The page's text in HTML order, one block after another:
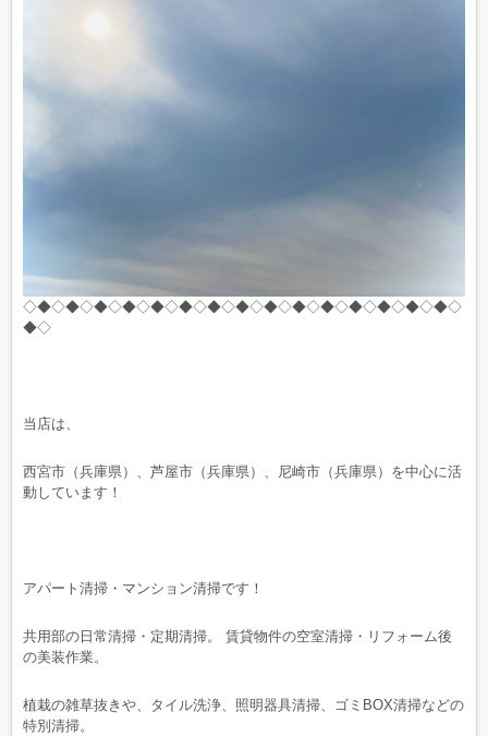
◇◆◇◆◇◆◇◆◇◆◇◆◇◆◇◆◇◆◇◆◇◆◇◆◇◆◇◆◇◆◇
◆◇
当店は、
西宮市（兵庫県）、芦屋市（兵庫県）、尼崎市（兵庫県）を中心に活
動しています！
アパート清掃・マンション清掃です！
共用部の日常清掃・定期清掃。 賃貸物件の空室清掃・リフォーム後
の美装作業。
植栽の雑草抜きや、タイル洗浄、照明器具清掃、ゴミBOX清掃などの
特別清掃。